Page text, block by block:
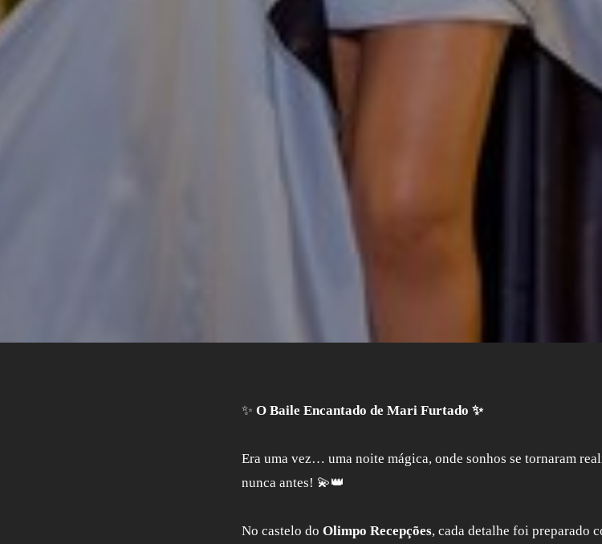
✨ O Baile Encantado de Mari Furtado ✨
Era uma vez… uma noite mágica, onde sonhos se tornaram
nunca antes! 💫👑
No castelo do Olimpo Recepções, cada detalhe foi preparado